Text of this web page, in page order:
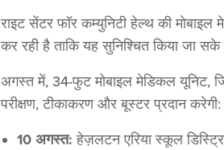
राइट सेंटर फॉर कम्युनिटी हेल्थ की मोबाइल
कर रही है ताकि यह सुनिश्चित किया जा
अगस्त में, 34-फुट मोबाइल मेडिकल यूनिट,
परीक्षण, टीकाकरण और बूस्टर प्रदान करेगी:
10 अगस्त: हेज़लटन एरिया स्कूल